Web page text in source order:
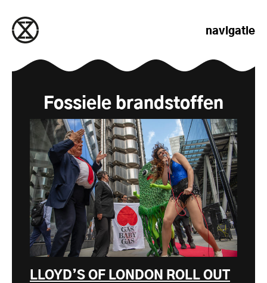
navigatie
Fossiele brandstoffen
LLOYD’S OF LONDON ROLL OUT